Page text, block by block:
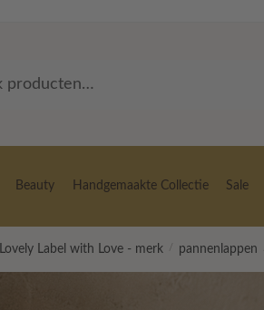
Beauty Handgemaakte Collectie Sale
Lovely Label with Love - merk / pannenlappen